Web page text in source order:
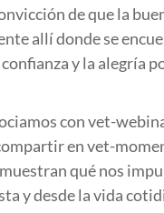
de que la
allí donde se
y la alegría
con vet-
en vet-
qué nos
y desde la vida